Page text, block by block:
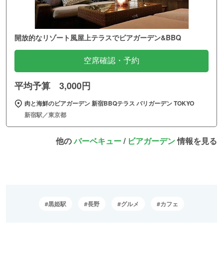
開放的なリゾート風屋上テラスでビアガーデン&BBQ
空席確認・予約
平均予算 3,000円
肉と海鮮のビアガーデン 新宿BBQテラス バリガーデン TOKYO
新宿駅／東京都
他のバーベキュー/ ビアガーデン情報を見る
黒姫駅 長野 グルメ カフェ